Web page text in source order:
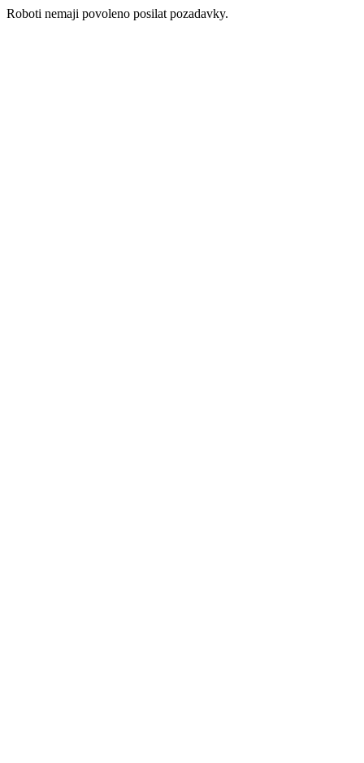
Roboti nemaji povoleno posilat pozadavky.